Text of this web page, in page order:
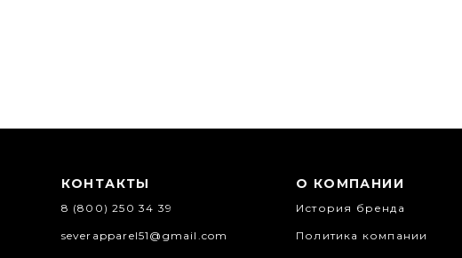
КОНТАКТЫ
8 (800) 250 34 39
severapparel51@gmail.com
О КОМПАНИИ
История бренда
Политика компании